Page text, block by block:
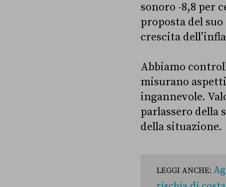
sonoro -8,8 per
proposta del
crescita
Abbiamo
misurano
ingannevole.
parlassero
della situazione.
LEGGI ANCHE: